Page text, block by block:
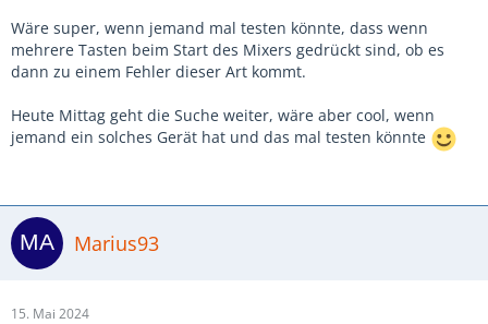
Wäre super, wenn jemand mal testen könnte, dass wenn
mehrere Tasten beim Start des Mixers gedrückt sind, ob es
dann zu einem Fehler dieser Art kommt.
Heute Mittag geht die Suche weiter, wäre aber cool, wenn
jemand ein solches Gerät hat und das mal testen könnte
Marius93
15. Mai 2024